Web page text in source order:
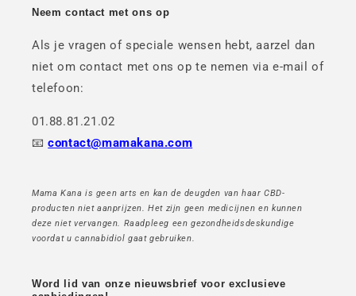
Neem contact met ons op
Als je vragen of speciale wensen hebt, aarzel dan
niet om contact met ons op te nemen via e-mail of
telefoon:
01.88.81.21.02
📧contact@mamakana.com
Mama Kana is geen arts en kan de deugden van haar CBD-
producten niet aanprijzen. Het zijn geen medicijnen en kunnen
deze niet vervangen. Raadpleeg een gezondheidsdeskundige
voordat u cannabidiol gaat gebruiken.
Word lid van onze nieuwsbrief voor exclusieve